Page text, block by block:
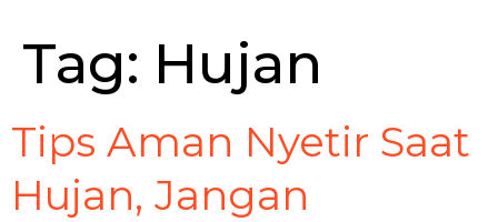
Tag: Hujan
Tips Aman Nyetir Saat
Hujan, Jangan